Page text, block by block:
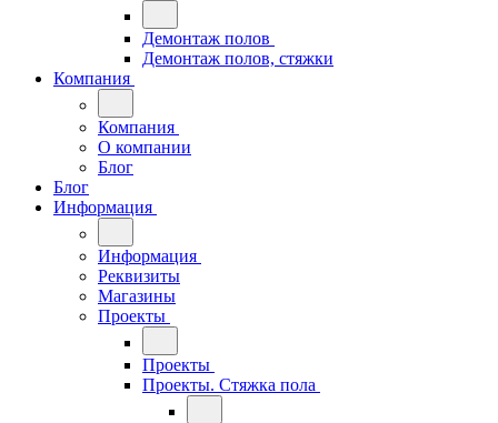
Демонтаж полов
Демонтаж полов, стяжки
Компания
Компания
О компании
Блог
Блог
Информация
Информация
Реквизиты
Магазины
Проекты
Проекты
Проекты. Стяжка пола